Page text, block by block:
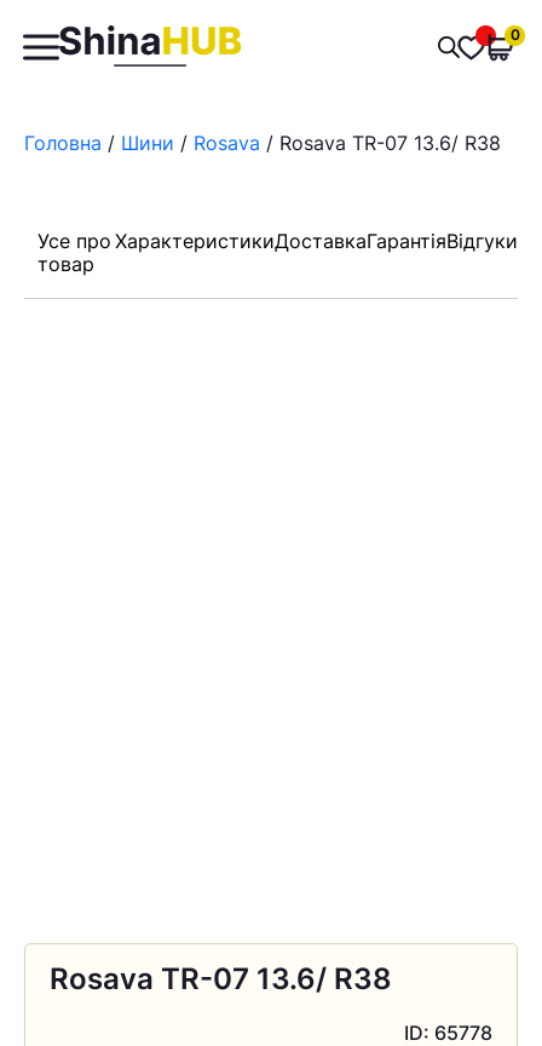
Пошук
товарів
0
Головна / Шини / Rosava / Rosava TR-07 13.6/ R38
Усе про
товар
ХарактеристикиДоставкаГарантіяВідгуки
Rosava TR-07 13.6/ R38
ID: 65778